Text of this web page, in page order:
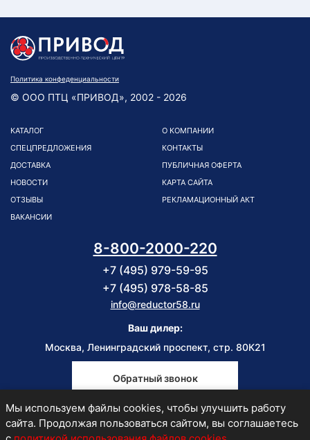
Политика конфеденциальности
© ООО ПТЦ «ПРИВОД», 2002 - 2026
КАТАЛОГ
СПЕЦПРЕДЛОЖЕНИЯ
ДОСТАВКА
НОВОСТИ
ОТЗЫВЫ
ВАКАНСИИ
О КОМПАНИИ
КОНТАКТЫ
ПУБЛИЧНАЯ ОФЕРТА
КАРТА САЙТА
РЕКЛАМАЦИОННЫЙ АКТ
8-800-2000-220
+7 (495) 979-59-95
+7 (495) 978-58-85
info@reductor58.ru
Ваш дилер:
Москва, Ленинградский проспект, стр. 80К21
Обратный звонок
Пн-Пт
9:00-18:00
Мы используем файлы cookies, чтобы улучшить работу
сайта. Продолжая пользоваться сайтом, вы соглашаетесь